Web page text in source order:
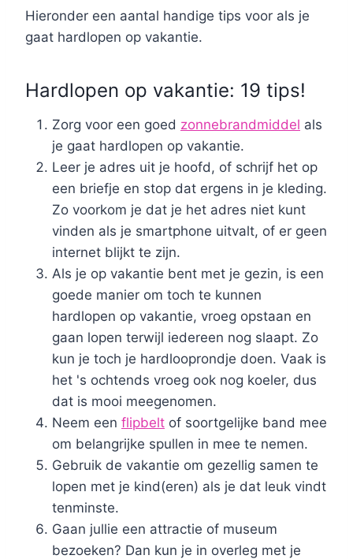
Hieronder een aantal handige tips voor als je
gaat hardlopen op vakantie.
Hardlopen op vakantie: 19 tips!
Zorg voor een goed zonnebrandmiddel als
je gaat hardlopen op vakantie.
Leer je adres uit je hoofd, of schrijf het op
een briefje en stop dat ergens in je kleding.
Zo voorkom je dat je het adres niet kunt
vinden als je smartphone uitvalt, of er geen
internet blijkt te zijn.
Als je op vakantie bent met je gezin, is een
goede manier om toch te kunnen
hardlopen op vakantie, vroeg opstaan en
gaan lopen terwijl iedereen nog slaapt. Zo
kun je toch je hardlooprondje doen. Vaak is
het 's ochtends vroeg ook nog koeler, dus
dat is mooi meegenomen.
Neem een flipbelt of soortgelijke band mee
om belangrijke spullen in mee te nemen.
Gebruik de vakantie om gezellig samen te
lopen met je kind(eren) als je dat leuk vindt
tenminste.
Gaan jullie een attractie of museum
bezoeken? Dan kun je in overleg met je